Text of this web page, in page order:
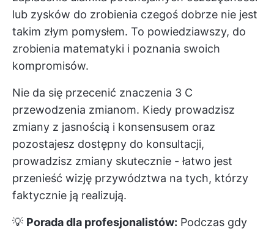
lub zysków do zrobienia czegoś dobrze nie jest
takim złym pomysłem. To powiedziawszy, do
zrobienia matematyki i poznania swoich
kompromisów.
Nie da się przecenić znaczenia 3 C
przewodzenia zmianom. Kiedy prowadzisz
zmiany z jasnością i konsensusem oraz
pozostajesz dostępny do konsultacji,
prowadzisz zmiany skutecznie - łatwo jest
przenieść wizję przywództwa na tych, którzy
faktycznie ją realizują.
💡 Porada dla profesjonalistów: Podczas gdy